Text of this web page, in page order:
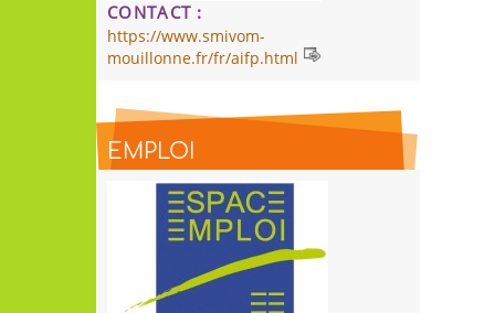
CONTACT :
https://www.smivom-
mouillonne.fr/fr/aifp.html
EMPLOI